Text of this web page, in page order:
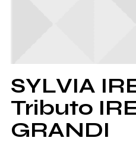
SYLVIA
Tributo
GRANDI